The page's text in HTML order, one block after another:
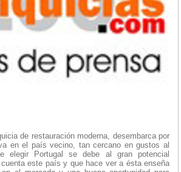
de restauración moderna, desembarca por
en el país vecino, tan cercano en gustos al
elegir Portugal se debe al gran potencial
este país y que hace ver a ésta enseña